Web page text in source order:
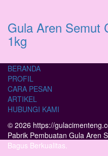
Gula Aren Semut
1kg
BERANDA
PROFIL
CARA PESAN
ARTIKEL
HUBUNGI KAMI
© 2026 https://
Pabrik Pembuatan Gula Aren
Bagus Berkualitas.